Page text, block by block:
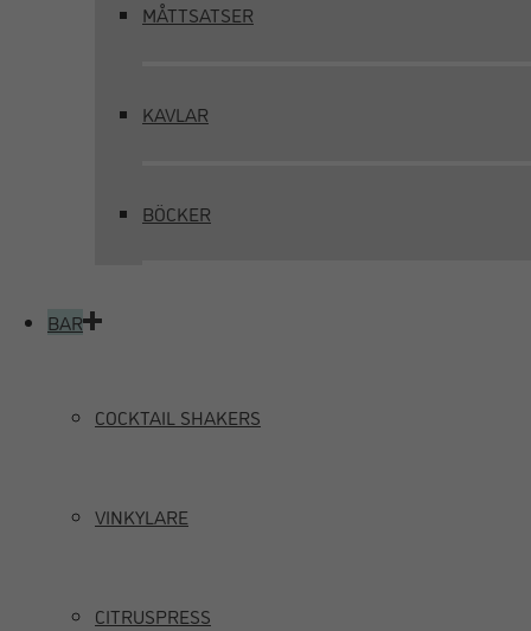
MÅTTSATSER
KAVLAR
BÖCKER
BAR
COCKTAIL SHAKERS
VINKYLARE
CITRUSPRESS